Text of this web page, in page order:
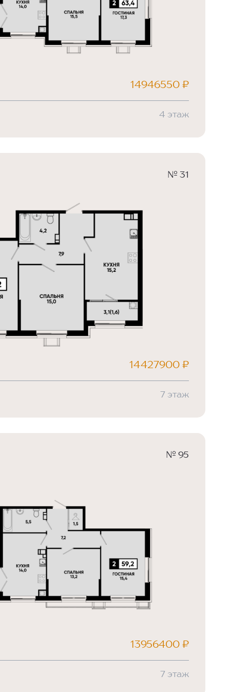
14946550 ₽
4 этаж
№ 31
14427900 ₽
7 этаж
№ 95
13956400 ₽
7 этаж